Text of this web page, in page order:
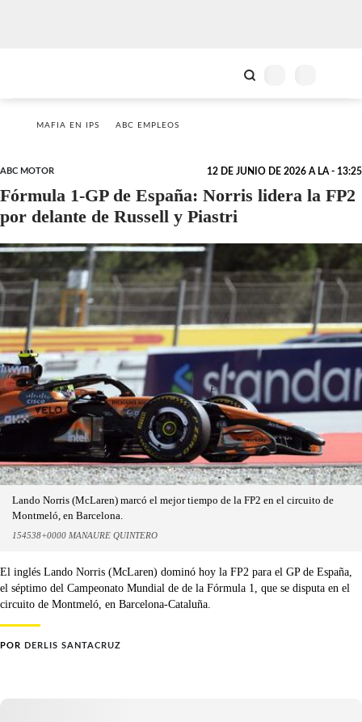
MAFIA EN IPS ABC EMPLEOS
ABC MOTOR 12 DE JUNIO DE 2026 A LA - 13:25
Fórmula 1-GP de España: Norris lidera la FP2
por delante de Russell y Piastri
Lando Norris (McLaren) marcó el mejor tiempo de la FP2 en el circuito de
Montmeló, en Barcelona.
154538+0000 MANAURE QUINTERO
El inglés Lando Norris (McLaren) dominó hoy la FP2 para el GP de España,
el séptimo del Campeonato Mundial de de la Fórmula 1, que se disputa en el
circuito de Montmeló, en Barcelona-Cataluña.
POR DERLIS SANTACRUZ